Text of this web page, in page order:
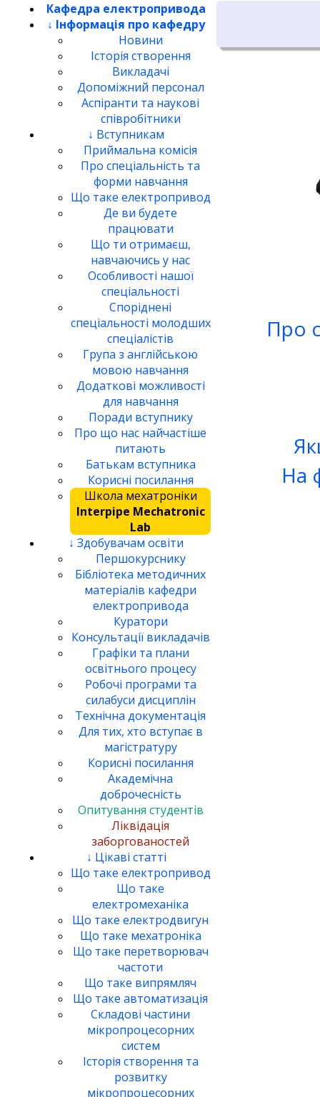
Кафедра електропривода
↓ Інформація про кафедру
Новини
Історія створення
Викладачі
Допоміжний персонал
Аспіранти та наукові
співробітники
↓ Вступникам
Приймальна комісія
Про спеціальність та
форми навчання
Що таке електропривод
Де ви будете
працювати
Що ти отримаєш,
навчаючись у нас
Особливості нашої
спеціальності
Споріднені
спеціальності молодших
спеціалістів
Група з англійською
мовою навчання
Додаткові можливості
для навчання
Поради вступнику
Про що нас найчастіше
питають
Батькам вступника
Корисні посилання
Школа мехатроніки
Interpipe Mechatronic
Lab
↓ Здобувачам освіти
Першокурснику
Бібліотека методичних
матеріалів кафедри
електропривода
Куратори
Консультації викладачів
Графіки та плани
освітнього процесу
Робочі програми та
силабуси дисциплін
Технічна документація
Для тих, хто вступає в
магістратуру
Корисні посилання
Академічна
доброчесність
Опитування студентів
Ліквідація
заборгованостей
↓ Цікаві статті
Що таке електропривод
Що таке
електромеханіка
Що таке електродвигун
Що таке мехатроніка
Що таке перетворювач
частоти
Що таке випрямляч
Що таке автоматизація
Складові частини
мікропроцесорних
систем
Історія створення та
розвитку
мікропроцесорних
Про
На